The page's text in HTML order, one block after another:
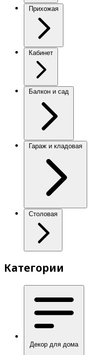
Прихожая
Кабинет
Балкон и сад
Гараж и кладовая
Столовая
Категории
Декор для дома